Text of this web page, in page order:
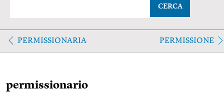
CERCA
PERMISSIONARIA PERMISSIONE
permissionario